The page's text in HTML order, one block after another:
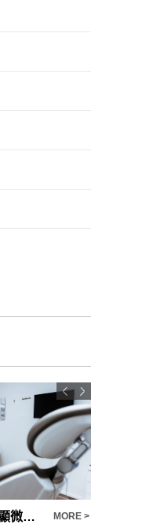
【根管治療】顯微根管治療-牙齒外傷處理 MORE >